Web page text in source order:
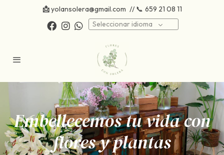
📩yolansolera@gmail.com // 📞 659 21 08 11
Seleccionar idioma
Embellecemos tu vida con
flores y plantas